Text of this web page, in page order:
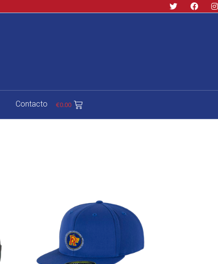
Contacto €0.00